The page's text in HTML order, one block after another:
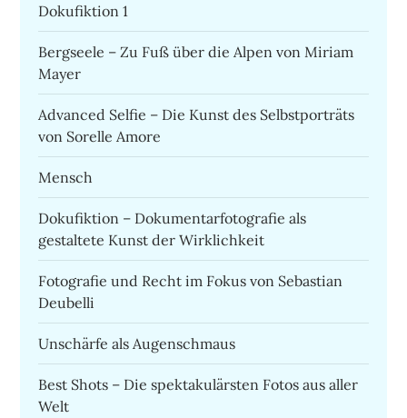
Dokufiktion 1
Bergseele – Zu Fuß über die Alpen von Miriam
Mayer
Advanced Selfie – Die Kunst des Selbstporträts
von Sorelle Amore
Mensch
Dokufiktion – Dokumentarfotografie als
gestaltete Kunst der Wirklichkeit
Fotografie und Recht im Fokus von Sebastian
Deubelli
Unschärfe als Augenschmaus
Best Shots – Die spektakulärsten Fotos aus aller
Welt